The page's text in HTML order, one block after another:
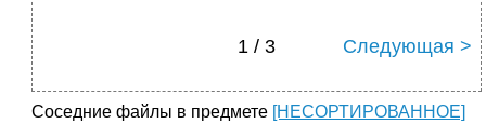
1 / 3 Следующая >
Соседние файлы в предмете [НЕСОРТИРОВАННОЕ]